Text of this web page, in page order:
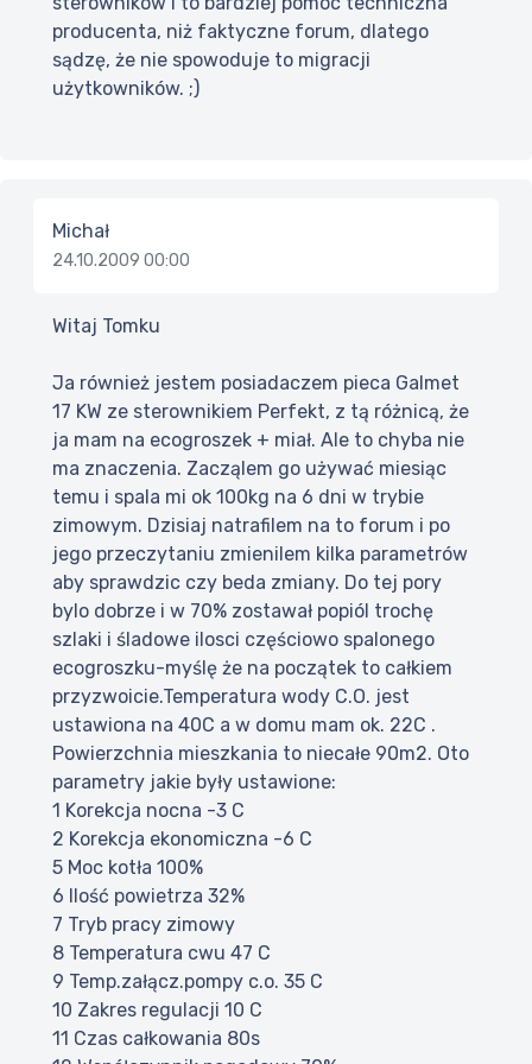
producenta, niż faktyczne forum, dlatego
sądzę, że nie spowoduje to migracji
użytkowników. ;)
Michał
24.10.2009 00:00
Witaj Tomku
Ja również jestem posiadaczem pieca Galmet
17 KW ze sterownikiem Perfekt, z tą różnicą, że
ja mam na ecogroszek + miał. Ale to chyba nie
ma znaczenia. Zacząlem go używać miesiąc
temu i spala mi ok 100kg na 6 dni w trybie
zimowym. Dzisiaj natrafilem na to forum i po
jego przeczytaniu zmienilem kilka parametrów
aby sprawdzic czy beda zmiany. Do tej pory
bylo dobrze i w 70% zostawał popiól trochę
szlaki i śladowe ilosci częściowo spalonego
ecogroszku-myślę że na początek to całkiem
przyzwoicie.Temperatura wody C.O. jest
ustawiona na 40C a w domu mam ok. 22C .
Powierzchnia mieszkania to niecałe 90m2. Oto
parametry jakie były ustawione:
1 Korekcja nocna -3 C
2 Korekcja ekonomiczna -6 C
5 Moc kotła 100%
6 Ilość powietrza 32%
7 Tryb pracy zimowy
8 Temperatura cwu 47 C
9 Temp.załącz.pompy c.o. 35 C
10 Zakres regulacji 10 C
11 Czas całkowania 80s